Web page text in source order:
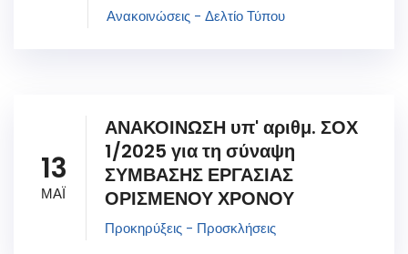
Ανακοινώσεις - Δελτίο Τύπου
13
ΜΑΪ
ΑΝΑΚΟΙΝΩΣΗ υπ' αριθμ. ΣΟΧ
1/2025 για τη σύναψη
ΣΥΜΒΑΣΗΣ ΕΡΓΑΣΙΑΣ
ΟΡΙΣΜΕΝΟΥ ΧΡΟΝΟΥ
Προκηρύξεις - Προσκλήσεις